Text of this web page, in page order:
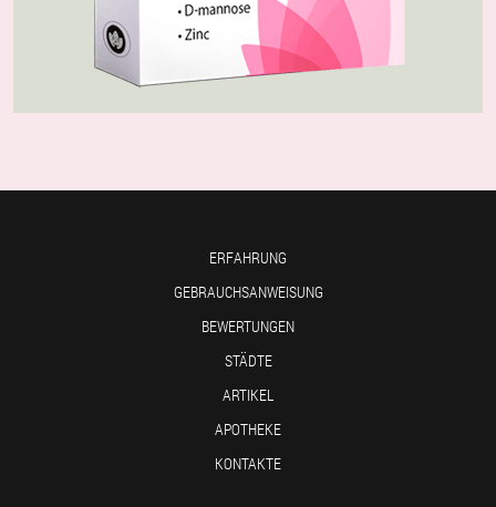
ERFAHRUNG
GEBRAUCHSANWEISUNG
BEWERTUNGEN
STÄDTE
ARTIKEL
APOTHEKE
KONTAKTE